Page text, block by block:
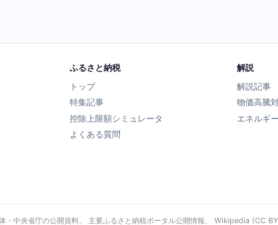
ふるさと納税
トップ
特集記事
控除上限額シミュレータ
よくある質問
解説
解説記事
物価高騰
エネルギ
中央省庁の公開資料、 主要ふるさと納税ポータル公開情報、 Wikipedia (CC